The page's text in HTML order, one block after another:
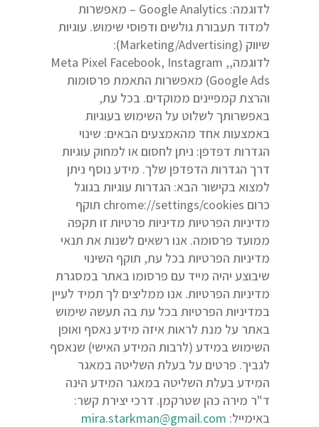
לדוגמה: Google Analytics – מאפשרות
למדוד תעבורת גולשים ודפוסי שימוש. עוגיות
שיווק (Marketing/Advertising):
לדוגמה,Meta Pixel Facebook, Instagram ,
Google Ads) מאפשרות התאמת פרסומות
והרצת קמפיינים ממוקדים. בכל עת,
באפשרותך לשלוט על השימוש בעוגיות
באמצעות אחד מהאמצעים הבאים: שינוי
הגדרות דפדפן: ניתן לחסום או למחוק עוגיות
דרך הגדרות הדפדפן שלך. מידע נוסף ניתן
למצוא בקישור הבא: הגדרות עוגיות בגוגל
כרום chrome://settings/cookies תוקף
מדיניות הפרטיות מדיניות פרטיות זו תקפה
ממועד פרסומה. אנו רשאים לשנות את תנאי
מדיניות הפרטיות בכל עת, תוקף השינוי
שיבוצע יהיה מייד עם פרסומו באתר במסגרת
מדיניות הפרטיות. אנו ממליצים לך תמיד לעיין
במדיניות הפרטיות בכל עת בה תעשה שימוש
באתר על מנת לראות איזה מידע נאסף ואופן
השימוש במידע (לרבות המידע האישי) שנאסף
לגביך. פרטים על בעלת השליטה במאגר
המידע בעלת השליטה במאגר המידע הינה
ד"ר מירה כהן שטרקמן. דרכי יצירת קשר:
באימייל: mira.starkman@gmail.com